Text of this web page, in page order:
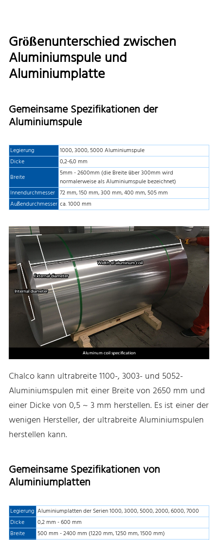
Größenunterschied zwischen
Aluminiumspule und
Aluminiumplatte
Gemeinsame Spezifikationen der
Aluminiumspule
Legierung
1000, 3000, 5000 Aluminiumspule
Dicke
0,2-6,0 mm
Breite
5mm - 2600mm (die Breite über 300mm wird
normalerweise als Aluminiumspule bezeichnet)
Innendurchmesser 72 mm, 150 mm, 300 mm, 400 mm, 505 mm
Außendurchmesser ca. 1000 mm
Chalco kann ultrabreite 1100-, 3003- und 5052-
Aluminiumspulen mit einer Breite von 2650 mm und
einer Dicke von 0,5 ~ 3 mm herstellen. Es ist einer der
wenigen Hersteller, der ultrabreite Aluminiumspulen
herstellen kann.
Gemeinsame Spezifikationen von
Aluminiumplatten
Legierung Aluminiumplatten der Serien 1000, 3000, 5000, 2000, 6000, 7000
Dicke
0,2 mm - 600 mm
Breite
500 mm - 2400 mm (1220 mm, 1250 mm, 1500 mm)